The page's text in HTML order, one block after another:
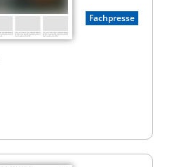
Fachpresse